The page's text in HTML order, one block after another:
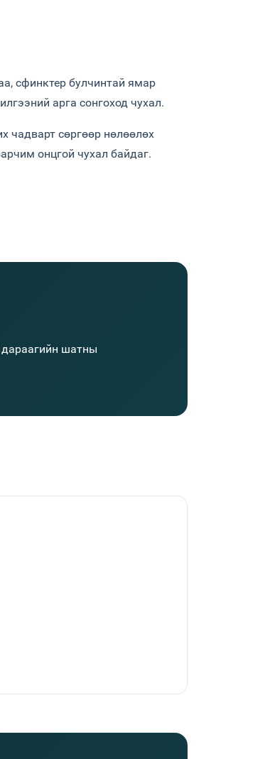
сфинктер булчинтай ямар
арга сонгоход чухал.
чадварт сөргөөр нөлөөлөх
онцгой чухал байдаг.
дараагийн шатны